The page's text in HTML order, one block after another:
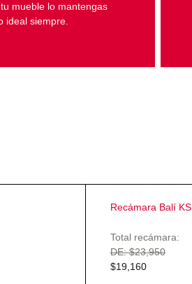
mueble lo mantengas
ideal siempre.
Recámara Balí KS
Total recámara:
$23,950
$19,160